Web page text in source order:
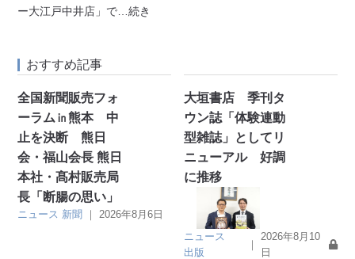
ー大江戸中井店」で …続き
おすすめ記事
全国新聞販売フォ
ーラム㏌熊本 中
止を決断 熊日
会・福山会長 熊日
本社・髙村販売局
長「断腸の思い」
ニュース 新聞 ｜ 2026年8月6日
大垣書店 季刊タ
ウン誌「体験連動
型雑誌」としてリ
ニューアル 好調
に推移
ニュース
出版
｜
2026年8月10
日